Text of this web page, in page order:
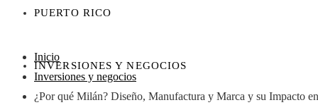
PUERTO RICO
INVERSIONES Y NEGOCIOS
Inicio
Inversiones y negocios
¿Por qué Milán? Diseño, Manufactura y Marca y su Impacto